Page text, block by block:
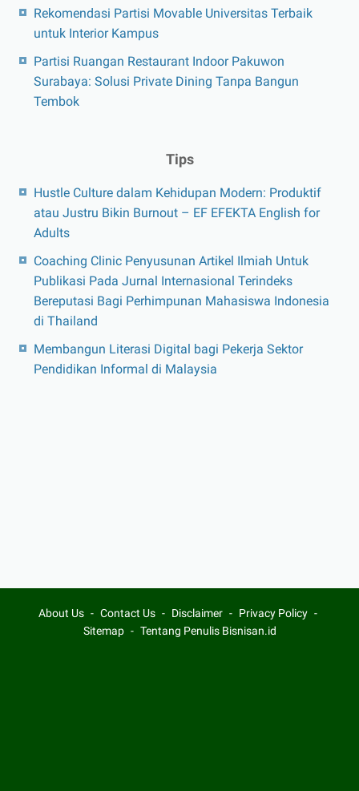
Rekomendasi Partisi Movable Universitas Terbaik
untuk Interior Kampus
Partisi Ruangan Restaurant Indoor Pakuwon
Surabaya: Solusi Private Dining Tanpa Bangun
Tembok
Tips
Hustle Culture dalam Kehidupan Modern: Produktif
atau Justru Bikin Burnout – EF EFEKTA English for
Adults
Coaching Clinic Penyusunan Artikel Ilmiah Untuk
Publikasi Pada Jurnal Internasional Terindeks
Bereputasi Bagi Perhimpunan Mahasiswa Indonesia
di Thailand
Membangun Literasi Digital bagi Pekerja Sektor
Pendidikan Informal di Malaysia
About Us Contact Us Disclaimer
Privacy Policy
Sitemap
Tentang Penulis Bisnisan.id